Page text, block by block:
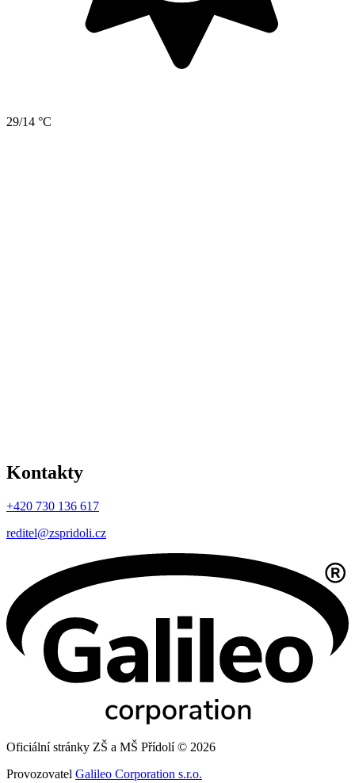
29/14 °C
Kontakty
+420 730 136 617
reditel@zspridoli.cz
Oficiální stránky ZŠ a MŠ Přídolí © 2026
Provozovatel Galileo Corporation s.r.o.